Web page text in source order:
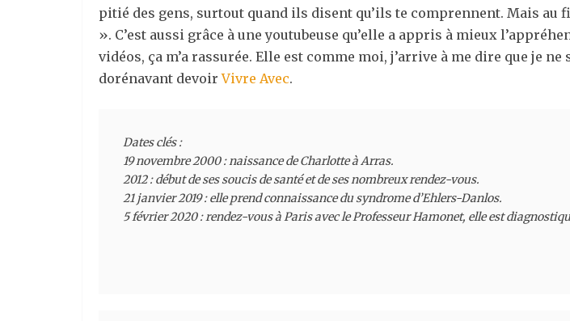
pitié des gens, surtout quand ils disent qu’ils te comprennent. Mais au
». C’est aussi grâce à une youtubeuse qu’elle a appris à mieux
vidéos, ça m’a rassurée. Elle est comme moi, j’arrive à me dire que je
dorénavant devoirVivre Avec.
Dates clés :
19 novembre 2000 : naissance de Charlotte à Arras.
2012 : début de ses soucis de santé et de ses nombreux rendez-vous.
21 janvier 2019 : elle prend connaissance du syndrome d’Ehlers-Danlos.
5 février 2020 : rendez-vous à Paris avec le Professeur Hamonet, elle est